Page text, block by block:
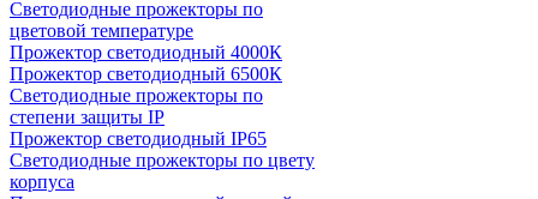
Светодиодные прожекторы по
цветовой температуре
Прожектор светодиодный 4000К
Прожектор светодиодный 6500К
Светодиодные прожекторы по
степени защиты IP
Прожектор светодиодный IP65
Светодиодные прожекторы по цвету
корпуса